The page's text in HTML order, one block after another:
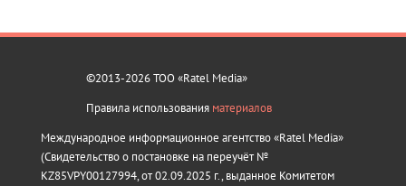
©2013-2026 ТОО «Ratel Media»
Правила использования материалов
Международное информационное агентство «Ratel Media»
(Свидетельство о постановке на переучёт №
KZ85VPY00127994, от 02.09.2025 г., выданное Комитетом